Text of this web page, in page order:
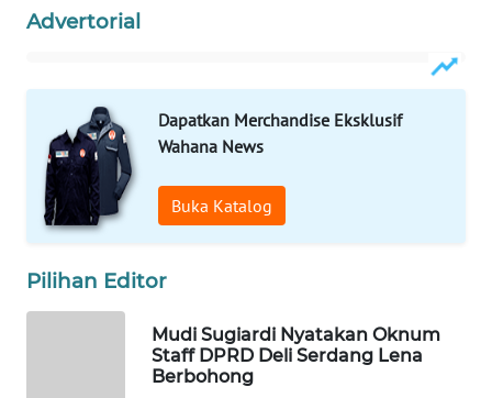
Advertorial
Dapatkan Merchandise Eksklusif
Wahana News
Buka Katalog
Pilihan Editor
Mudi Sugiardi Nyatakan Oknum
Staff DPRD Deli Serdang Lena
Berbohong
Group
WAHANA
TANI
WAHANA
ADVOKAT
INFRASTRUKTUR